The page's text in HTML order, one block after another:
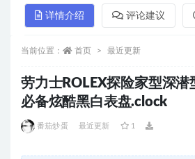
详情介绍 评论建议
当前位置： 首页 最近更新
劳力士ROLEX探险家型深
必备炫酷黑白表盘.clock
番茄炒蛋 最近更新 1